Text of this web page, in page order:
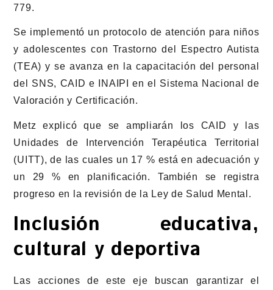
779.
Se implementó un protocolo de atención para niños
y adolescentes con Trastorno del Espectro Autista
(TEA) y se avanza en la capacitación del personal
del SNS, CAID e INAIPI en el Sistema Nacional de
Valoración y Certificación.
Metz explicó que se ampliarán los CAID y las
Unidades de Intervención Terapéutica Territorial
(UITT), de las cuales un 17 % está en adecuación y
un 29 % en planificación. También se registra
progreso en la revisión de la Ley de Salud Mental.
Inclusión educativa,
cultural y deportiva
Las acciones de este eje buscan garantizar el